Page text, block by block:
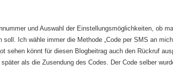
und Auswahl der Einstellungsmöglichkeiten, ob
Ich wähle immer die Methode „Code per SMS an
sehen könnt für diesen Blogbeitrag auch den Rückruf
als die Zusendung des Codes. Der Code selber